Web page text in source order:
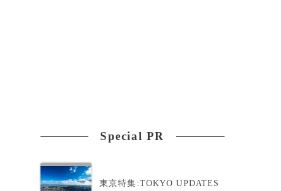
Special PR
東京特集:TOKYO UPDATES